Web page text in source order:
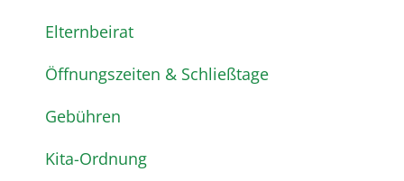
Elternbeirat
Öffnungszeiten & Schließtage
Gebühren
Kita-Ordnung